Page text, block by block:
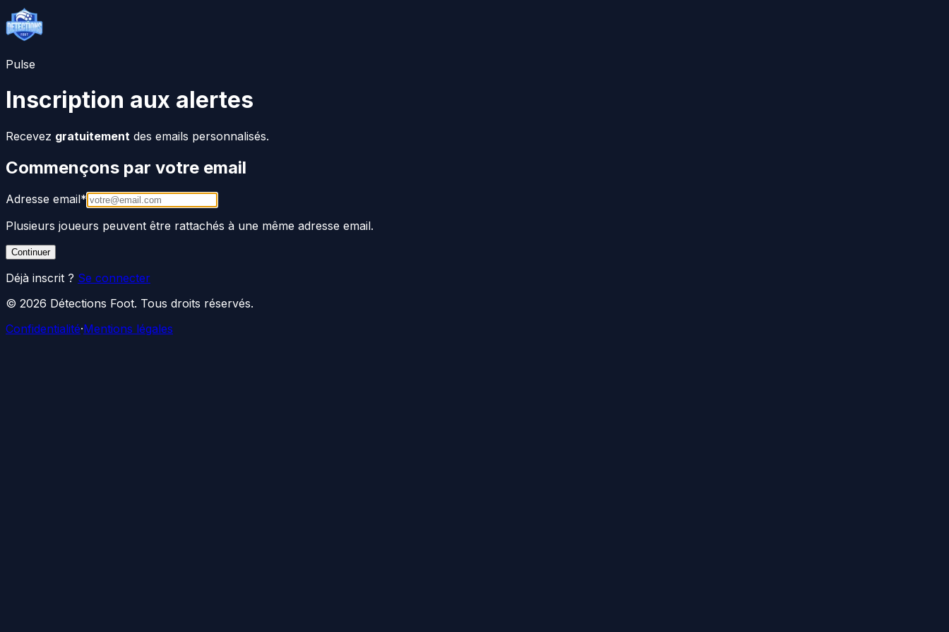
Pulse
Inscription aux alertes
Recevez gratuitement des emails personnalisés.
Commençons par votre email
Adresse email*
Plusieurs joueurs peuvent être rattachés à une même adresse email.
Continuer
Déjà inscrit ? Se connecter
© 2026 Détections Foot. Tous droits réservés.
Confidentialité·Mentions légales